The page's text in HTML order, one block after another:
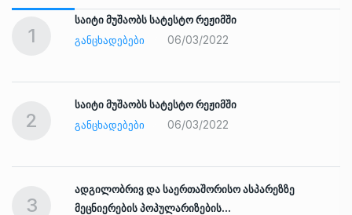
1
საიტი მუშაობს სატესტო რეჟიმში
ᲒᲐᲜᲪᲮᲐᲓᲔᲑᲔᲑᲘ
06/03/2022
2
საიტი მუშაობს სატესტო რეჟიმში
ᲒᲐᲜᲪᲮᲐᲓᲔᲑᲔᲑᲘ
06/03/2022
3
ადგილობრივ და საერთაშორისო ასპარეზზე
მეცნიერების პოპულარიზების…